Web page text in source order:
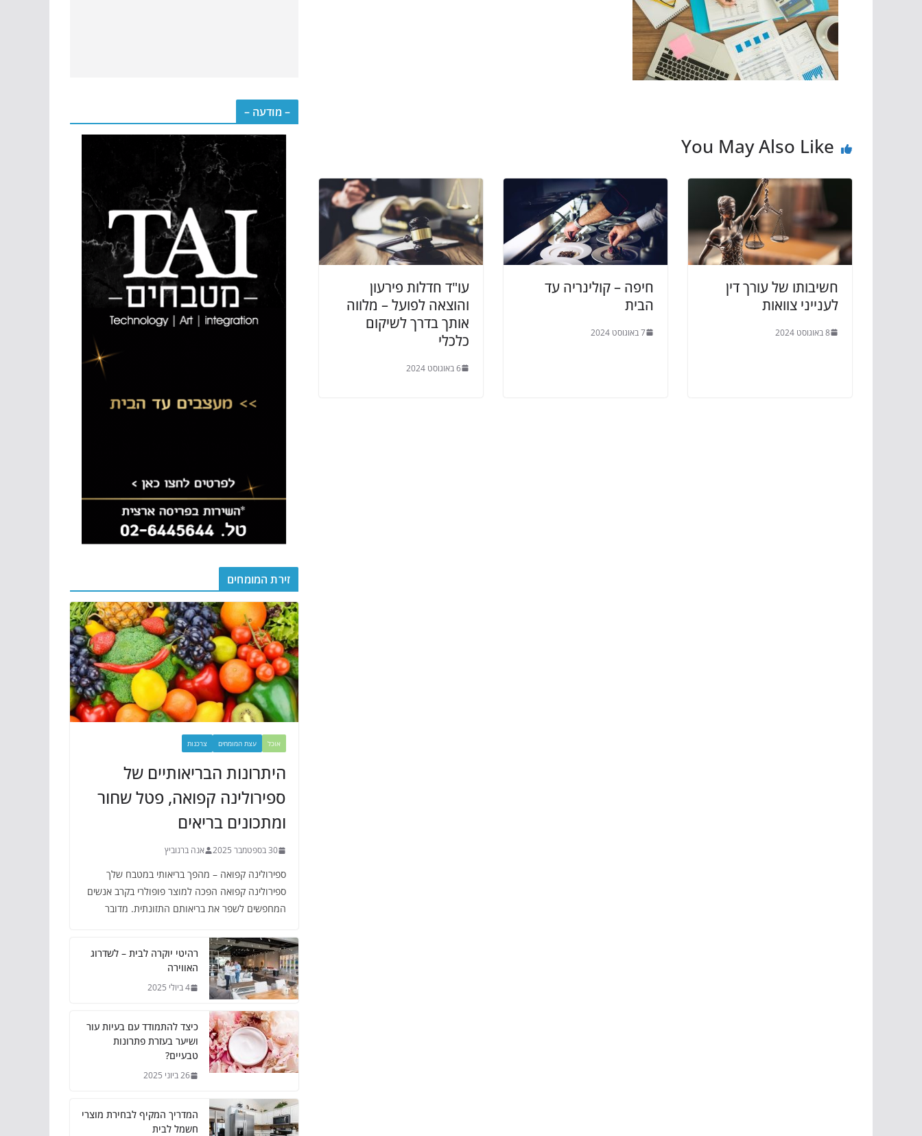
You May Also Like
חשיבותו של עורך דין
לענייני צוואות
8 באוגוסט 2024
חיפה – קולינריה עד
הבית
7 באוגוסט 2024
עו"ד חדלות פירעון
והוצאה לפועל – מלווה
אותך בדרך לשיקום
כלכלי
6 באוגוסט 2024
– מודעה –
זירת המומחים
אוכל עצת המומחים צרכנות
היתרונות הבריאותיים של
ספירולינה קפואה, פטל שחור
ומתכונים בריאים
30 בספטמבר 2025 אנה ברנוביץ
ספירולינה קפואה – מהפך בריאותי במטבח שלך
ספירולינה קפואה הפכה למוצר פופולרי בקרב אנשים
המחפשים לשפר את בריאותם התזונתית. מדובר
רהיטי יוקרה לבית – לשדרוג
האווירה
4 ביולי 2025
כיצד להתמודד עם בעיות עור
ושיער בעזרת פתרונות
טבעיים?
26 ביוני 2025
המדריך המקיף לבחירת מוצרי
חשמל לבית